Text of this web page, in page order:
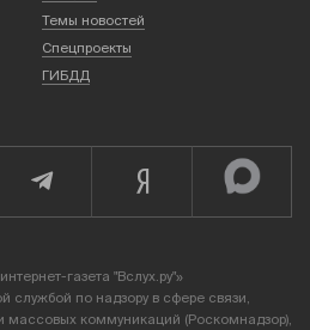
Темы новостей
Спецпроекты
ГИБДД
газета "Вслух.ру"»
службой по надзору в сфере связи,
массовых коммуникаций (Роскомнадзор),